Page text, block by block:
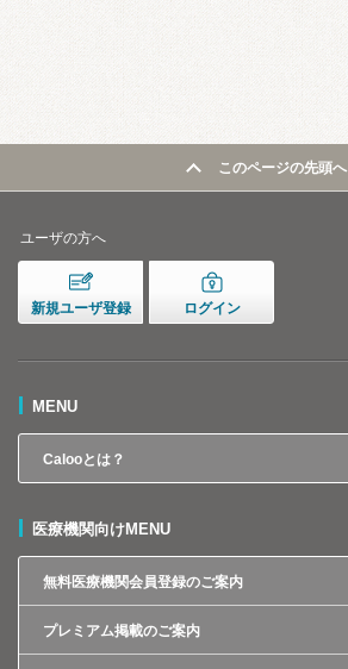
このページの先頭へ
ユーザの方へ
新規ユーザ登録 ログイン
MENU
Calooとは？
医療機関向けMENU
無料医療機関会員登録のご案内
プレミアム掲載のご案内